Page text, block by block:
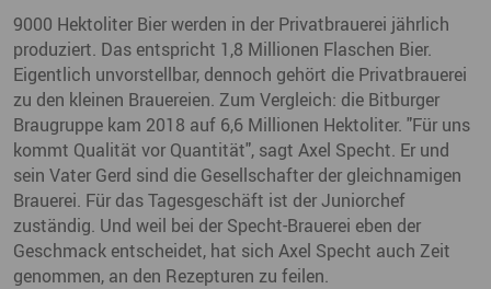
9000 Hektoliter Bier werden in der Privatbrauerei jährlich
produziert. Das entspricht 1,8 Millionen Flaschen Bier.
Eigentlich unvorstellbar, dennoch gehört die Privatbrauerei
zu den kleinen Brauereien. Zum Vergleich: die Bitburger
Braugruppe kam 2018 auf 6,6 Millionen Hektoliter. "Für uns
kommt Qualität vor Quantität", sagt Axel Specht. Er und
sein Vater Gerd sind die Gesellschafter der gleichnamigen
Brauerei. Für das Tagesgeschäft ist der Juniorchef
zuständig. Und weil bei der Specht-Brauerei eben der
Geschmack entscheidet, hat sich Axel Specht auch Zeit
genommen, an den Rezepturen zu feilen.